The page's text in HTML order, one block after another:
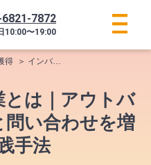
6821-7872
10:00〜19:00
得 インバウンド営業とは｜アウトバウンドとの違いと問い合わせを増やす実践手法
は｜アウトバ
い合わせを増
手法